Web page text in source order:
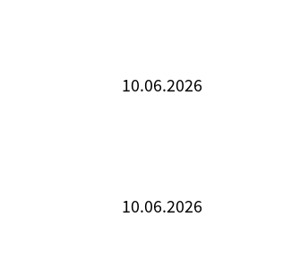
10.06.2026
10.06.2026